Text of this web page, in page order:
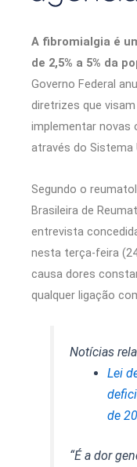
A fibromialgia é
de 2,5% a 5% da
Governo Federal
diretrizes que
implementar novas
através do Sistema
Segundo o
Brasileira de
entrevista
nesta terça-feira
causa dores
qualquer ligação
Notícias
Lei
de
“É a dor